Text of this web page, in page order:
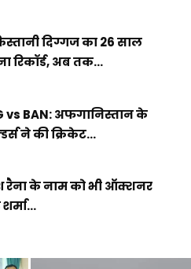
दिग्गज का 26 साल
रिकॉर्ड, अब तक...
vs BAN: अफगानिस्तान के
ने की क्रिकेट...
रैना के नाम को भी ऑक्शनर